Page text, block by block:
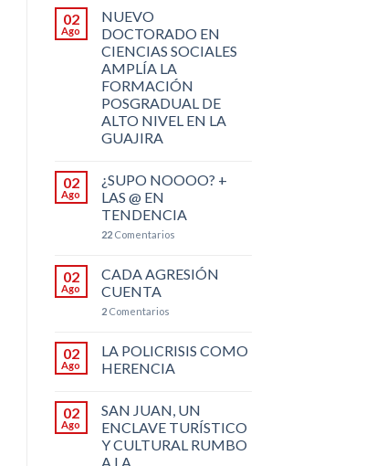
02
Ago
NUEVO
DOCTORADO EN
CIENCIAS SOCIALES
AMPLÍA LA
FORMACIÓN
POSGRADUAL DE
ALTO NIVEL EN LA
GUAJIRA
02
Ago
¿SUPO NOOOO? +
LAS @ EN
TENDENCIA
22Comentarios
02
Ago
CADA AGRESIÓN
CUENTA
2Comentarios
02
Ago
LA POLICRISIS COMO
HERENCIA
02
Ago
SAN JUAN, UN
ENCLAVE TURÍSTICO
Y CULTURAL RUMBO
A LA